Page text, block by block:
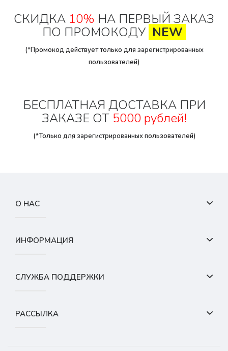
СКИДКА 10% НА ПЕРВЫЙ ЗАКАЗ
ПО ПРОМОКОДУ NEW
(*Промокод действует только для зарегистрированных
пользователей)
БЕСПЛАТНАЯ ДОСТАВКА ПРИ
ЗАКАЗЕ ОТ 5000 рублей!
(*Только для зарегистрированныхпользователей)
О НАС
ИНФОРМАЦИЯ
СЛУЖБА ПОДДЕРЖКИ
РАССЫЛКА